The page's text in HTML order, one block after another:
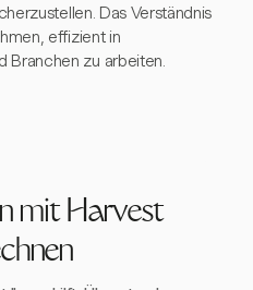
Das Verständnis
effizient in
Branchen zu arbeiten.
mit Harvest